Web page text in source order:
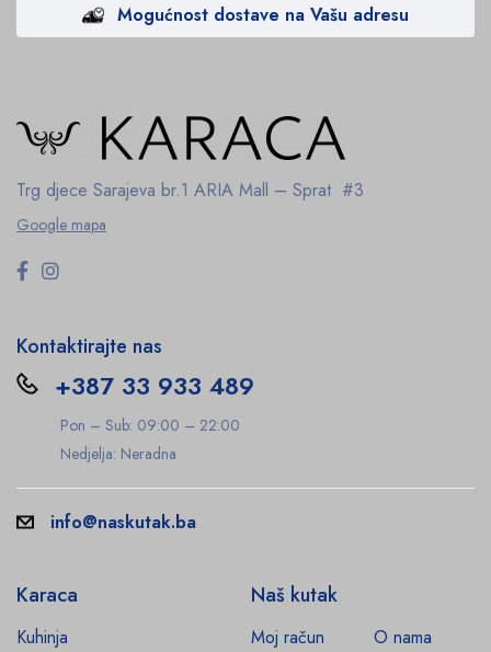
Mogućnost dostave na Vašu adresu
Trg djece Sarajeva br.1 ARIA Mall – Sprat #3
Google mapa
Kontaktirajte nas
+387 33 933 489
Pon – Sub: 09:00 – 22:00
Nedjelja: Neradna
info@naskutak.ba
Karaca
Kuhinja
Naš kutak
Moj račun O nama